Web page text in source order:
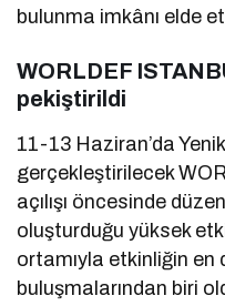
bulunma imkânı elde
WORLDEF
pekiştirildi
11-13 Haziran’da
gerçekleştirilecek
açılışı öncesinde
oluşturduğu yüksek
ortamıyla etkinliğin en
buluşmalarından biri